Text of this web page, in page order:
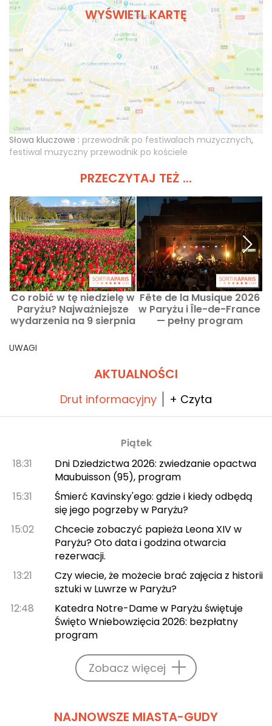
WYŚWIETL KARTĘ
Słowa kluczowe : przewodnik po festiwalach muzycznych,
festiwal muzyczny przewodnik po kościele
PRZECZYTAJ TEŻ ...
Co robić w tę niedzielę w
Paryżu? Najważniejsze
wydarzenia na 9 sierpnia
Fête de la Musique 2026
w Paryżu i Île-de-France
— pełny program
UWAGI
AKTUALNOŚCI
Drut informacyjny + Czyta
Piątek
18:31
Dni Dziedzictwa 2026: zwiedzanie opactwa
Maubuisson (95), program
15:31
Śmierć Kavinsky'ego: gdzie i kiedy odbędą
się jego pogrzeby w Paryżu?
15:02
Chcecie zobaczyć papieża Leona XIV w
Paryżu? Oto data i godzina otwarcia
rezerwacji.
13:21
Czy wiecie, że możecie brać zajęcia z historii
sztuki w Luwrze w Paryżu?
12:48
Katedra Notre-Dame w Paryżu świętuje
Święto Wniebowzięcia 2026: bezpłatny
program
Zobacz więcej
NAJNOWSZE MIASTA-GUDY